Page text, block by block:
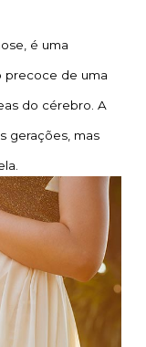
é uma
precoce de uma
do cérebro. A
gerações, mas